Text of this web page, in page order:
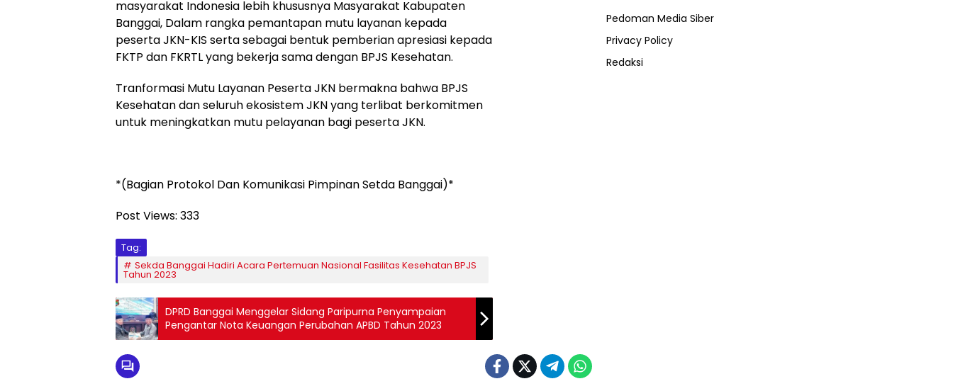
masyarakat Indonesia lebih khususnya Masyarakat Kabupaten
Banggai, Dalam rangka pemantapan mutu layanan kepada
peserta JKN-KIS serta sebagai bentuk pemberian apresiasi kepada
FKTP dan FKRTL yang bekerja sama dengan BPJS Kesehatan.
Tranformasi Mutu Layanan Peserta JKN bermakna bahwa BPJS
Kesehatan dan seluruh ekosistem JKN yang terlibat berkomitmen
untuk meningkatkan mutu pelayanan bagi peserta JKN.
*(Bagian Protokol Dan Komunikasi Pimpinan Setda Banggai)*
Post Views: 333
Tag:
Sekda Banggai Hadiri Acara Pertemuan Nasional Fasilitas Kesehatan BPJS
Tahun 2023
DPRD Banggai Menggelar Sidang Paripurna Penyampaian
Pengantar Nota Keuangan Perubahan APBD Tahun 2023
Pedoman Media Siber
Privacy Policy
Redaksi